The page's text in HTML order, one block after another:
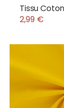
Tissu
2,99 €